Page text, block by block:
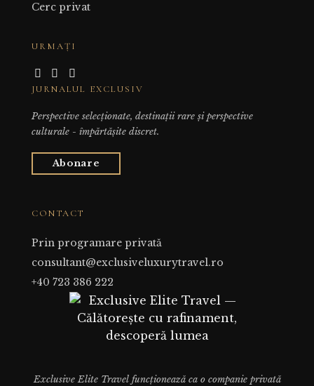
Cerc privat
URMAȚI
JURNALUL EXCLUSIV
Perspective selecționate, destinații rare și perspective
culturale - împărtășite discret.
Abonare
CONTACT
Prin programare privată
consultant@exclusiveluxurytravel.ro
+40 723 386 222
Exclusive Elite Travel funcționează ca o companie privată